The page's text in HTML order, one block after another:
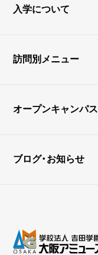
入学について
訪問別メニュー
オープンキャンパス
ブログ・お知らせ